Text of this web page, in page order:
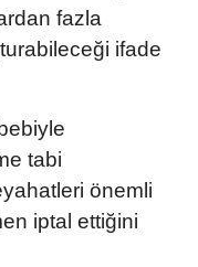
fazla
ifade
tabi
önemli
iptal ettiğini